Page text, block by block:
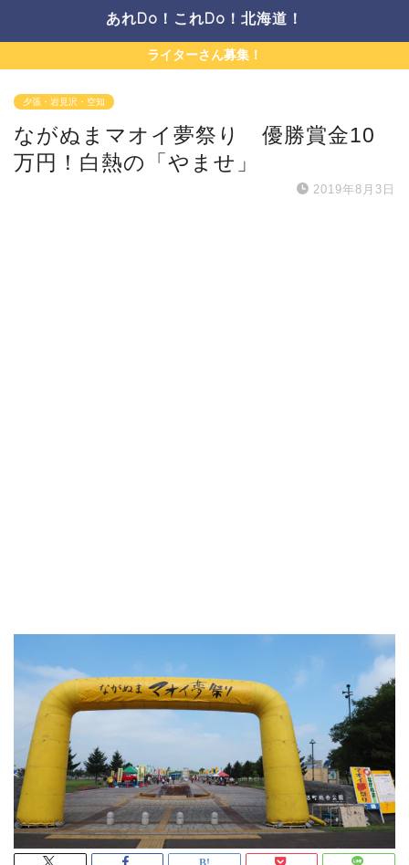
あれDo！これDo！北海道！
ライターさん募集！
夕張・岩見沢・空知
ながぬまマオイ夢祭り 優勝賞金10
万円！白熱の「やませ」
2019年8月3日